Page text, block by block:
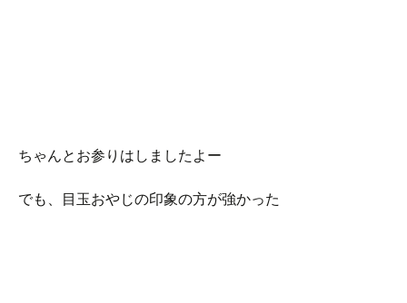
ちゃんとお参りはしましたよー
でも、目玉おやじの印象の方が強かった